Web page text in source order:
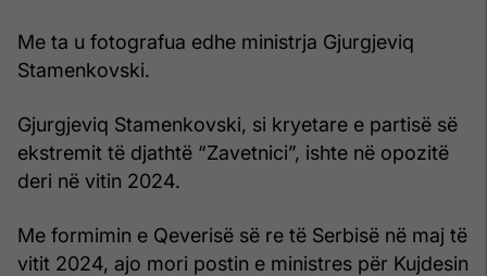
Me ta u fotografua edhe ministrja Gjurgjeviq
Stamenkovski.
Gjurgjeviq Stamenkovski, si kryetare e partisë së
ekstremit të djathtë “Zavetnici”, ishte në opozitë
deri në vitin 2024.
Me formimin e Qeverisë së re të Serbisë në maj të
vitit 2024, ajo mori postin e ministres për Kujdesin